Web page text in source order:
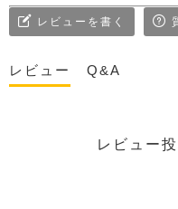
レビューを書く
レビュー Q&A
レビュー